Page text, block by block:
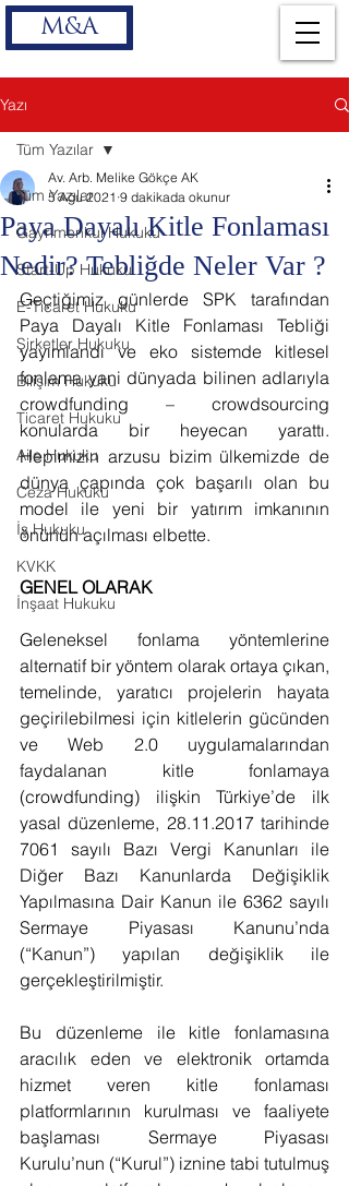
M&A
Yazı
Tüm Yazılar
Gayrimenkul Hukuku
Start-Up Hukuku
E-Ticaret Hukuku
Şirketler Hukuku
Bilişim Hukuku
Ticaret Hukuku
Aile Hukuku
Ceza Hukuku
İş Hukuku
KVKK
İnşaat Hukuku
Tüm Yazılar
Paya Dayalı Kitle Fonlaması
Nedir? Tebliğde Neler Var ?
Av. Arb. Melike Gökçe AK
5 Ağu 2021 9 dakikada okunur
Geçtiğimiz günlerde SPK tarafından
Paya Dayalı Kitle Fonlaması Tebliği
yayımlandı ve eko sistemde kitlesel
fonlama yani dünyada bilinen adlarıyla
crowdfunding – crowdsourcing
konularda bir heyecan yarattı.
Hepimizin arzusu bizim ülkemizde de
dünya çapında çok başarılı olan bu
model ile yeni bir yatırım imkanının
önünün açılması elbette.
GENEL OLARAK
Geleneksel fonlama yöntemlerine
alternatif bir yöntem olarak ortaya çıkan,
temelinde, yaratıcı projelerin hayata
geçirilebilmesi için kitlelerin gücünden
ve Web 2.0 uygulamalarından
faydalanan kitle fonlamaya
(crowdfunding) ilişkin Türkiye’de ilk
yasal düzenleme, 28.11.2017 tarihinde
7061 sayılı Bazı Vergi Kanunları ile
Diğer Bazı Kanunlarda Değişiklik
Yapılmasına Dair Kanun ile 6362 sayılı
Sermaye Piyasası Kanunu’nda
(“Kanun”) yapılan değişiklik ile
gerçekleştirilmiştir.
Bu düzenleme ile kitle fonlamasına
aracılık eden ve elektronik ortamda
hizmet veren kitle fonlaması
platformlarının kurulması ve faaliyete
başlaması Sermaye Piyasası
Kurulu’nun (“Kurul”) iznine tabi tutulmuş